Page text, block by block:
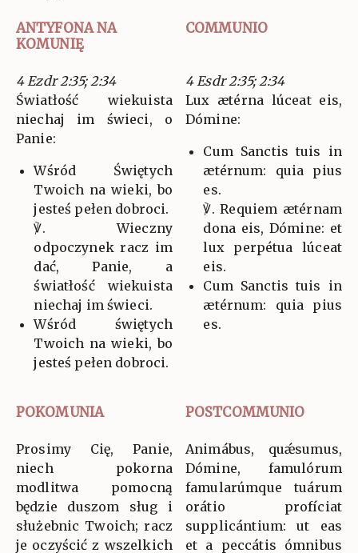
ANTYFONA NA
KOMUNIĘ
COMMUNIO
4 Ezdr 2:35; 2:34
Światłość wiekuista
niechaj im świeci, o
Panie:
Wśród Świętych
Twoich na wieki, bo
jesteś pełen dobroci.
℣. Wieczny
odpoczynek racz im
dać, Panie, a
światłość wiekuista
niechaj im świeci.
Wśród świętych
Twoich na wieki, bo
jesteś pełen dobroci.
4 Esdr 2:35; 2:34
Lux ætérna lúceat eis,
Dómine:
Cum Sanctis tuis in
ætérnum: quia pius
es.
℣. Requiem ætérnam
dona eis, Dómine: et
lux perpétua lúceat
eis.
Cum Sanctis tuis in
ætérnum: quia pius
es.
POKOMUNIA POSTCOMMUNIO
Prosimy Cię, Panie,
niech pokorna
modlitwa pomocną
będzie duszom sług i
służebnic Twoich; racz
je oczyścić z wszelkich
Animábus, quǽsumus,
Dómine, famulórum
famularúmque tuárum
orátio profíciat
supplicántium: ut eas
et a peccátis ómnibus